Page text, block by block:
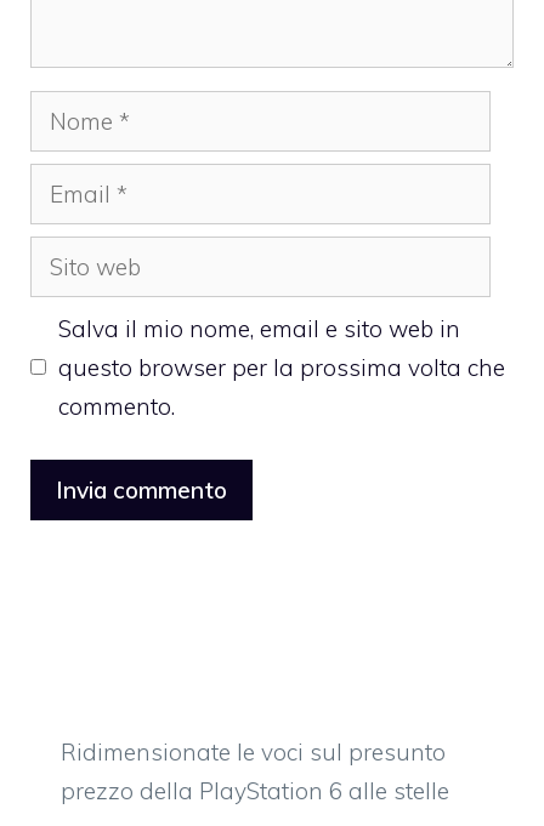
Nome
Email
Sito
web
Salva il mio nome, email e sito web in
questo browser per la prossima volta che
commento.
Ridimensionate le voci sul presunto
prezzo della PlayStation 6 alle stelle